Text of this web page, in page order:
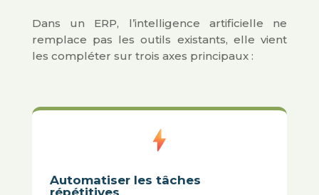
Dans un ERP, l’intelligence artificielle ne
remplace pas les outils existants, elle vient
les compléter sur trois axes principaux :
Automatiser les tâches
répétitives